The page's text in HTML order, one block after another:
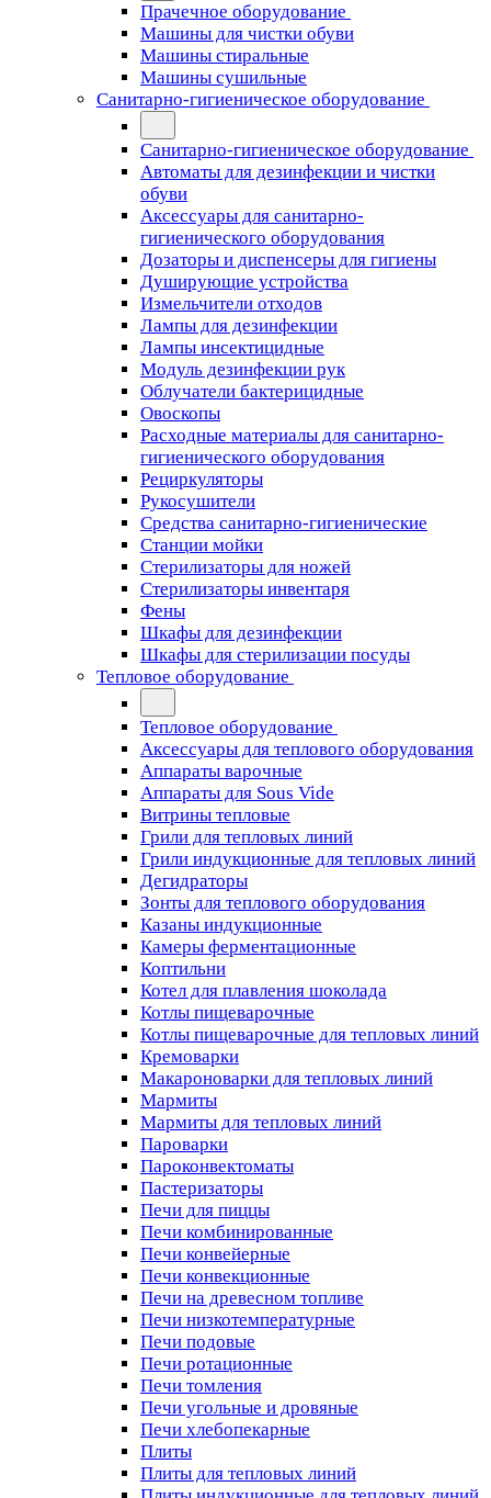
Прачечное оборудование
Машины для чистки обуви
Машины стиральные
Машины сушильные
Санитарно-гигиеническое оборудование
Санитарно-гигиеническое оборудование
Автоматы для дезинфекции и чистки
обуви
Аксессуары для санитарно-
гигиенического оборудования
Дозаторы и диспенсеры для гигиены
Душирующие устройства
Измельчители отходов
Лампы для дезинфекции
Лампы инсектицидные
Модуль дезинфекции рук
Облучатели бактерицидные
Овоскопы
Расходные материалы для санитарно-
гигиенического оборудования
Рециркуляторы
Рукосушители
Средства санитарно-гигиенические
Станции мойки
Стерилизаторы для ножей
Стерилизаторы инвентаря
Фены
Шкафы для дезинфекции
Шкафы для стерилизации посуды
Тепловое оборудование
Тепловое оборудование
Аксессуары для теплового оборудования
Аппараты варочные
Аппараты для Sous Vide
Витрины тепловые
Грили для тепловых линий
Грили индукционные для тепловых линий
Дегидраторы
Зонты для теплового оборудования
Казаны индукционные
Камеры ферментационные
Коптильни
Котел для плавления шоколада
Котлы пищеварочные
Котлы пищеварочные для тепловых линий
Кремоварки
Макароноварки для тепловых линий
Мармиты
Мармиты для тепловых линий
Пароварки
Пароконвектоматы
Пастеризаторы
Печи для пиццы
Печи комбинированные
Печи конвейерные
Печи конвекционные
Печи на древесном топливе
Печи низкотемпературные
Печи подовые
Печи ротационные
Печи томления
Печи угольные и дровяные
Печи хлебопекарные
Плиты
Плиты для тепловых линий